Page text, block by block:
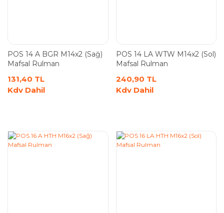
POS 14 A BGR M14x2 (Sağ)
Mafsal Rulman
131,40 TL
Kdv Dahil
POS 14 LA WTW M14x2 (Sol)
Mafsal Rulman
240,90 TL
Kdv Dahil